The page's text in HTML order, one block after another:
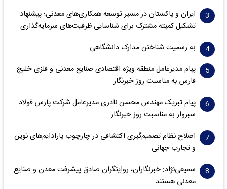
ایران و پاکستان در مسیر توسعه همکاری‌های معدنی؛ پیشنهاد
تشکیل کمیته مشترک برای شناسایی ظرفیت‌های سرمایه‌گذاری
به رسمیت شناختن مدارک دانشگاهی
پیام مدیرعامل منطقه ویژه اقتصادی صنایع معدنی و فلزی خلیج
فارس به مناسبت روز خبرنگار‌
پیام تبریک مهندس محسن نادری مدیرعامل شرکت پارس فولاد
سبزوار به مناسبت روز خبرنگار
اصلاح نظام تصمیم‌گیری اکتشافی در چارچوب پارادایم‌های نوین
و تجارب جهانی
سمیعی‌نژاد: خبرنگاران، روایتگران صادق پیشرفت معدن و صنایع
معدنی هستند